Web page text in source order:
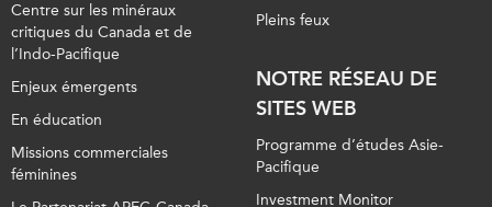
Centre sur les minéraux
critiques du Canada et de
l’Indo-Pacifique
Enjeux émergents
En éducation
Missions commerciales
féminines
Pleins feux
NOTRE RÉSEAU DE
SITES WEB
Programme d’études Asie-
Pacifique
Investment Monitor